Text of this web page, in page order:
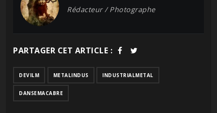
Rédacteur / Photographe
PARTAGER CET ARTICLE :
DEVILM METALINDUS INDUSTRIALMETAL
DANSEMACABRE